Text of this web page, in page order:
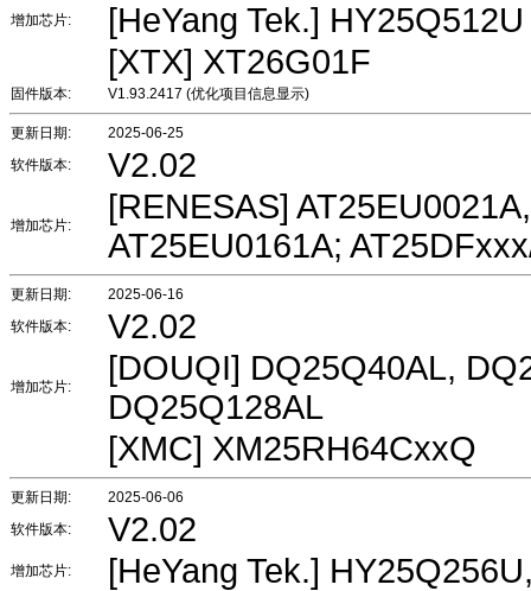
增加芯片:
[HeYang Tek.] HY25Q512U
[XTX] XT26G01F
固件版本: V1.93.2417 (优化项目信息显示)
更新日期:
2025-06-25
软件版本:
V2.02
增加芯片:
[RENESAS]
AT25EU0161A;
更新日期:
2025-06-16
软件版本:
V2.02
增加芯片:
[DOUQI] DQ25Q40AL,
DQ25Q128AL
[XMC] XM25RH64CxxQ
更新日期:
2025-06-06
软件版本:
V2.02
增加芯片:
[HeYang Tek.]